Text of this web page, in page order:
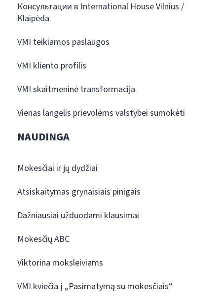
Консультации в International House Vilnius /
Klaipėda
VMI teikiamos paslaugos
VMI kliento profilis
VMI skaitmeninė transformacija
Vienas langelis prievolėms valstybei sumokėti
NAUDINGA
Mokesčiai ir jų dydžiai
Atsiskaitymas grynaisiais pinigais
Dažniausiai užduodami klausimai
Mokesčių ABC
Viktorina moksleiviams
VMI kviečia į „Pasimatymą su mokesčiais“